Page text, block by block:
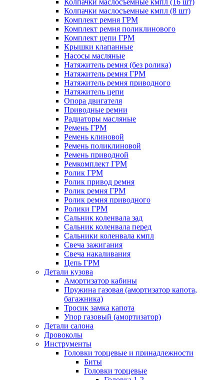
Колпачки маслосъемные кмпл (8 шт)
Комплект ремня ГРМ
Комплект ремня поликлинового
Комплект цепи ГРМ
Крышки клапанные
Насосы масляные
Натяжитель ремня (без ролика)
Натяжитель ремня ГРМ
Натяжитель ремня приводного
Натяжитель цепи
Опора двигателя
Приводные ремни
Радиаторы масляные
Ремень ГРМ
Ремень клиновой
Ремень поликлиновой
Ремень приводной
Ремкомплект ГРМ
Ролик ГРМ
Ролик привод ремня
Ролик ремня ГРМ
Ролик ремня приводного
Ролики ГРМ
Сальник коленвала зад
Сальник коленвала перед
Сальники коленвала кмпл
Свеча зажигания
Свеча накаливания
Цепь ГРМ
Детали кузова
Амортизатор кабины
Пружина газовая (амортизатор капота,
багажника)
Тросик замка капота
Упор газовый (амортизатор)
Детали салона
Дровоколы
Инструменты
Головки торцевые и принадлежности
Биты
Головки торцевые